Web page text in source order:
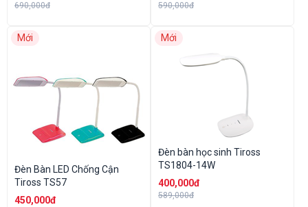
690,000đ 590,000đ
Mới
Đèn Bàn LED Chống Cận
Tiross TS57
450,000đ
Mới
Đèn bàn học sinh Tiross
TS1804-14W
400,000đ
589,000đ